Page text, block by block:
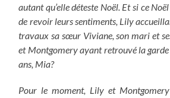
autant qu’elle déteste Noël. Et si ce
de revoir leurs sentiments, Lily
travaux sa sœur Viviane, son mari et
et Montgomery ayant retrouvé la
ans, Mia?
Pour le moment, Lily et